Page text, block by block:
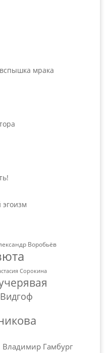
мрака
Воробьёв
Сорокина
Владимир Гамбург